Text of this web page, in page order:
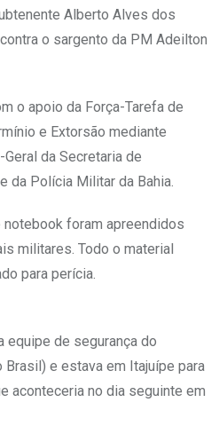
Alberto Alves dos
o sargento da PM Adeilton
o apoio da Força-Tarefa de
e Extorsão mediante
da Secretaria de
da Polícia Militar da Bahia.
notebook foram apreendidos
militares. Todo o material
para perícia.
equipe de segurança do
Brasil) e estava em Itajuípe para
aconteceria no dia seguinte em